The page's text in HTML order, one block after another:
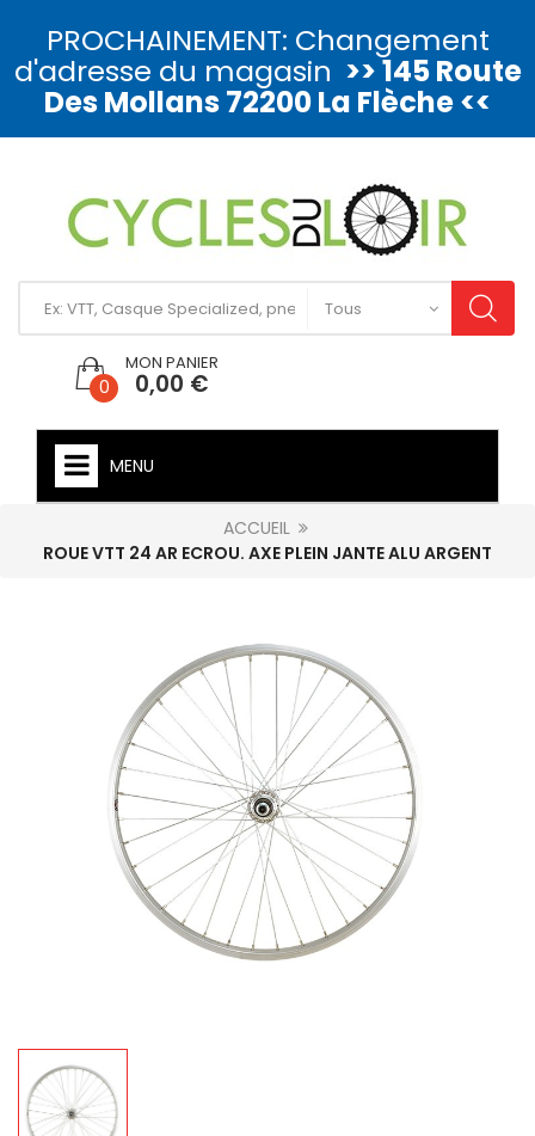
PROCHAINEMENT: Changement
d'adresse du magasin >> 145 Route
Des Mollans 72200 La Flèche <<
0
MON PANIER
0,00 €
MENU
ACCUEIL
ROUE VTT 24 AR ECROU. AXE PLEIN JANTE ALU ARGENT